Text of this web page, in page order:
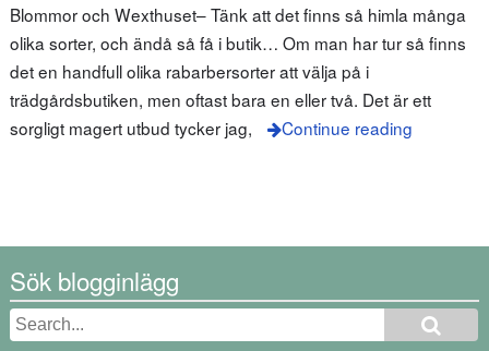
Blommor och Wexthuset– Tänk att det finns så himla många
olika sorter, och ändå så få i butik… Om man har tur så finns
det en handfull olika rabarbersorter att välja på i
trädgårdsbutiken, men oftast bara en eller två. Det är ett
sorgligt magert utbud tycker jag,
Continue reading
Sök blogginlägg